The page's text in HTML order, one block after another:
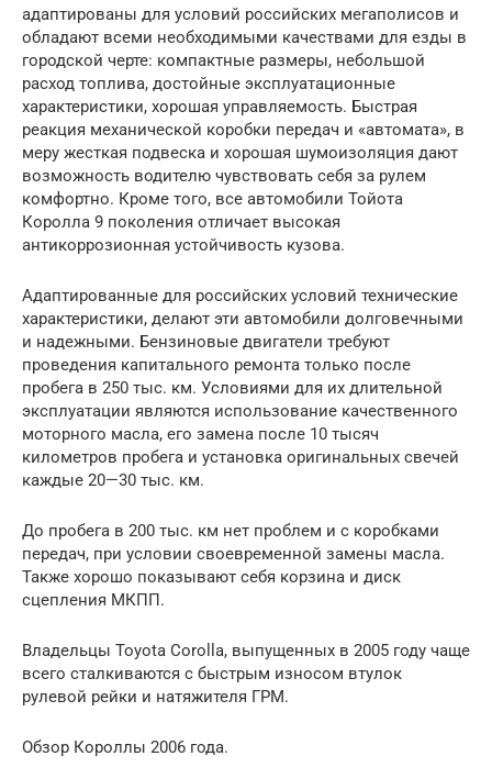
адаптированы для условий российских мегаполисов и
обладают всеми необходимыми качествами для езды в
городской черте: компактные размеры, небольшой
расход топлива, достойные эксплуатационные
характеристики, хорошая управляемость. Быстрая
реакция механической коробки передач и «автомата», в
меру жесткая подвеска и хорошая шумоизоляция дают
возможность водителю чувствовать себя за рулем
комфортно. Кроме того, все автомобили Тойота
Королла 9 поколения отличает высокая
антикоррозионная устойчивость кузова.
Адаптированные для российских условий технические
характеристики, делают эти автомобили долговечными
и надежными. Бензиновые двигатели требуют
проведения капитального ремонта только после
пробега в 250 тыс. км. Условиями для их длительной
эксплуатации являются использование качественного
моторного масла, его замена после 10 тысяч
километров пробега и установка оригинальных свечей
каждые 20—30 тыс. км.
До пробега в 200 тыс. км нет проблем и с коробками
передач, при условии своевременной замены масла.
Также хорошо показывают себя корзина и диск
сцепления МКПП.
Владельцы Toyota Corolla, выпущенных в 2005 году чаще
всего сталкиваются с быстрым износом втулок
рулевой рейки и натяжителя ГРМ.
Обзор Короллы 2006 года.